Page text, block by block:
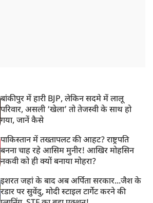
बांकीपुर में हारी BJP, लेकिन सदमे में लालू
परिवार, असली ‘खेला’ तो तेजस्वी के साथ हो
गया, जानें कैसे
पाकिस्तान में तख्तापलट की आहट? राष्ट्रपति
बनना चाह रहे आसिम मुनीर! आखिर मोहसिन
नकवी को ही क्यों बनाया मोहरा?
इशरत जहां के बाद अब अर्पिता सरकार...जैश के
रडार पर सुवेंदु, मोदी स्टाइल टार्गेट करने की